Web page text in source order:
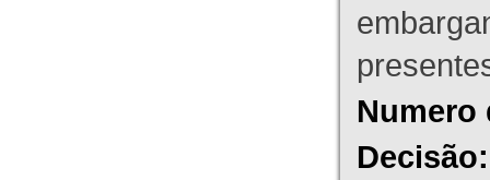
Numero
Decisão: